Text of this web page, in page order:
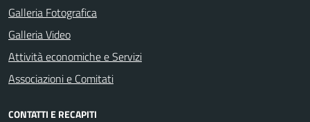
Galleria Fotografica
Galleria Video
Attività economiche e Servizi
Associazioni e Comitati
CONTATTI E RECAPITI